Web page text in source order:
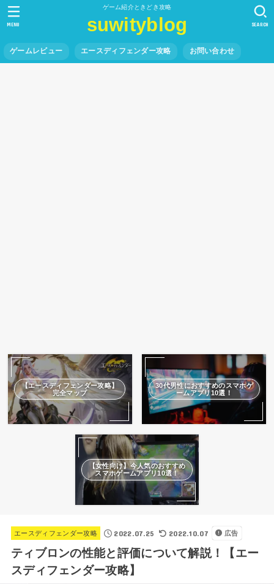
ゲーム紹介ときどき攻略
suwityblog
ゲームレビュー エースディフェンダー攻略 お問い合わせ
SEARCH
MENU
【エースディフェンダー攻略】
完全マップ
30代男性におすすめのスマホゲ
ームアプリ10選！
【女性向け】今人気のおすすめ
スマホゲームアプリ10選！
エースディフェンダー攻略 2022.07.25 2022.10.07 広告
ティブロンの性能と評価について解説！【エー
スディフェンダー攻略】